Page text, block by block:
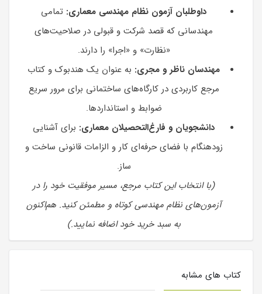
داوطلبان آزمون نظام مهندسی معماری: تمامی
مهندسانی که قصد شرکت و قبولی در صلاحیت‌های
«نظارت» و «اجرا» را دارند.
مهندسان ناظر و مجری: به عنوان یک هندبوک و کتاب
مرجع کاربردی در کارگاه‌های ساختمانی برای مرور سریع
ضوابط و استانداردها.
دانشجویان و فارغ‌التحصیلان معماری: برای آشنایی
زودهنگام با فضای حرفه‌ای کار و الزامات قانونی ساخت و
ساز.
(با انتخاب این کتاب مرجع، مسیر موفقیت خود را در
آزمون‌های نظام مهندسی کوتاه و مطمئن کنید. هم‌اکنون
به سبد خرید خود اضافه نمایید.)
کتاب های مشابه